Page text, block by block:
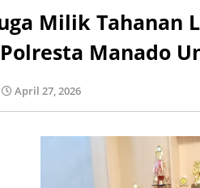
Milik Tahanan
Manado
April 27, 2026